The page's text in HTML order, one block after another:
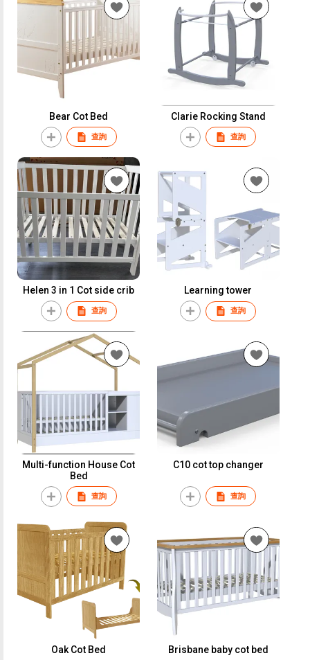
Bear Cot Bed
查詢
Clarie Rocking Stand
查詢
Helen 3 in 1 Cot side crib
查詢
Learning tower
查詢
Multi-function House Cot
Bed
查詢
C10 cot top changer
查詢
Oak Cot Bed Brisbane baby cot bed